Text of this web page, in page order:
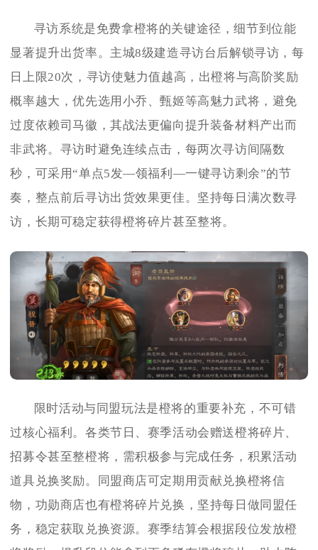
寻访系统是免费拿橙将的关键途径，细节到位能
显著提升出货率。主城8级建造寻访台后解锁寻访，每
日上限20次，寻访使魅力值越高，出橙将与高阶奖励
概率越大，优先选用小乔、甄姬等高魅力武将，避免
过度依赖司马徽，其战法更偏向提升装备材料产出而
非武将。寻访时避免连续点击，每两次寻访间隔数
秒，可采用“单点5发—领福利—一键寻访剩余”的节
奏，整点前后寻访出货效果更佳。坚持每日满次数寻
访，长期可稳定获得橙将碎片甚至整将。
限时活动与同盟玩法是橙将的重要补充，不可错
过核心福利。各类节日、赛季活动会赠送橙将碎片、
招募令甚至整橙将，需积极参与完成任务，积累活动
道具兑换奖励。同盟商店可定期用贡献兑换橙将信
物，功勋商店也有橙将碎片兑换，坚持每日做同盟任
务，稳定获取兑换资源。赛季结算会根据段位发放橙